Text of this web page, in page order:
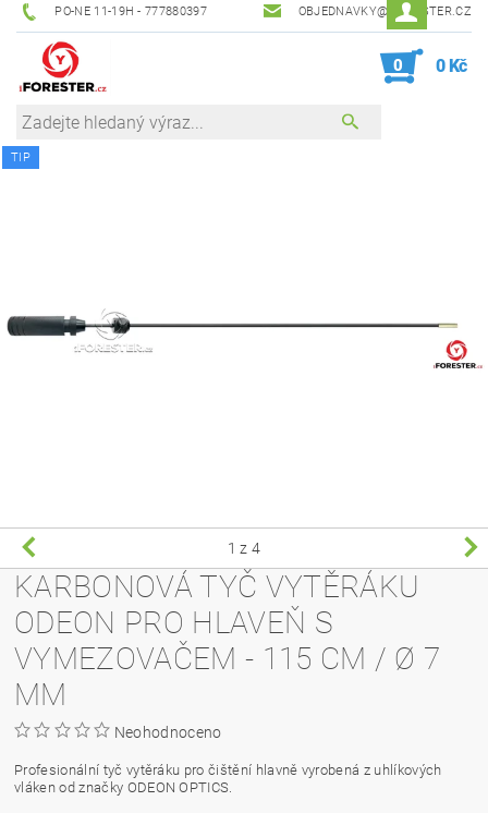
PO-NE 11-19H - 777880397 OBJEDNAVKY@IFORESTER.CZ
0 0 Kč
TIP
1 z 4
KARBONOVÁ TYČ VYTĚRÁKU
ODEON PRO HLAVEŇ S
VYMEZOVAČEM - 115 CM / Ø 7
MM
Neohodnoceno
Profesionální tyč vytěráku pro čištění hlavně vyrobená z uhlíkových
vláken od značky ODEON OPTICS.